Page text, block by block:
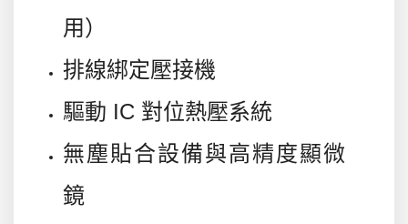
用）
排線綁定壓接機
驅動 IC 對位熱壓系統
無塵貼合設備與高精度顯微
鏡